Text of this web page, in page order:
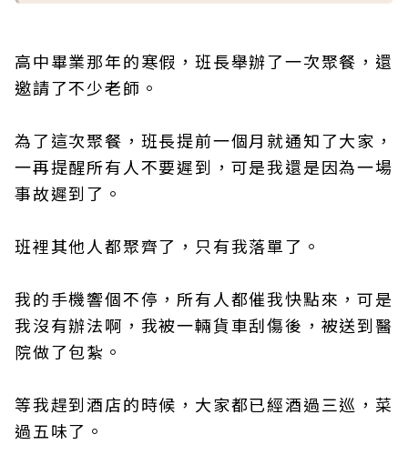
高中畢業那年的寒假，班長舉辦了一次聚餐，還
邀請了不少老師。
為了這次聚餐，班長提前一個月就通知了大家，
一再提醒所有人不要遲到，可是我還是因為一場
事故遲到了。
班裡其他人都聚齊了，只有我落單了。
我的手機響個不停，所有人都催我快點來，可是
我沒有辦法啊，我被一輛貨車刮傷後，被送到醫
院做了包紮。
等我趕到酒店的時候，大家都已經酒過三巡，菜
過五味了。